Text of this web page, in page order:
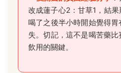
改成蓮子心2：甘草1，結果
喝了之後半小時開始覺得
失。切記，這不是喝苦藥
飲用的關鍵。